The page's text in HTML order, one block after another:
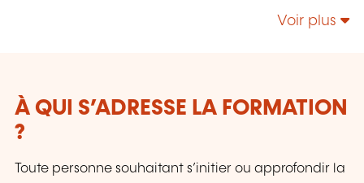
Management de la Sécurité et de la Sûreté;
Voir plus
À QUI S’ADRESSE LA FORMATION
?
Toute personne souhaitant s’initier ou approfondir la